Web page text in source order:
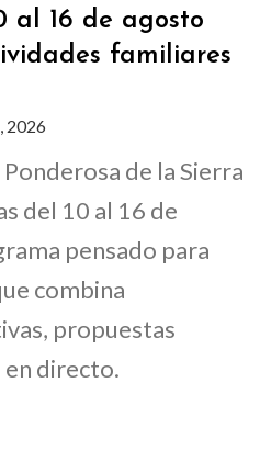
al 16 de agosto
familiares
2026
de la Sierra
del 10 al 16 de
pensado para
combina
propuestas
en directo.